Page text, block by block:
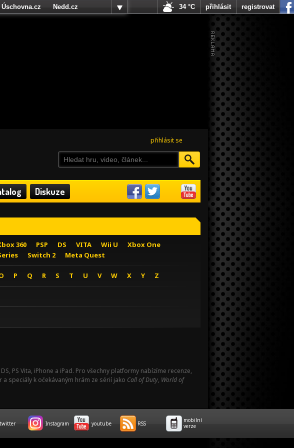
přihlásit se
Diskuze
360 PSP DS VITA Wii U
Xbox One
Switch 2 Meta Quest
P Q R S T U V W X Y Z
PS Vita, iPhone a iPad. Pro všechny platformy nabízíme recenze,
speciály k očekávaným hrám ze sérií jako Call of Duty, World of
Úschovna.cz
Nedd.cz
34 °C přihlásit registrovat
twitter Instagram youtube RSS
mobilní
verze